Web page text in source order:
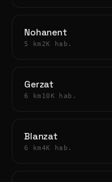
Nohanent
5 km 2K hab.
Gerzat
6 km 10K hab.
Blanzat
6 km4K hab.